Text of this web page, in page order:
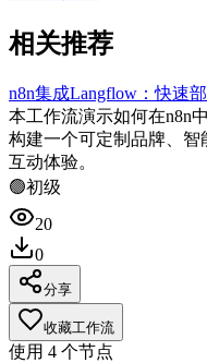
相关推荐
n8n集成Langflow：快速
本工作流演示如何在n8n
构建一个可定制品牌、
互动体验。
🟢初级
20
0
分享
收藏工作流
使用 4 个节点